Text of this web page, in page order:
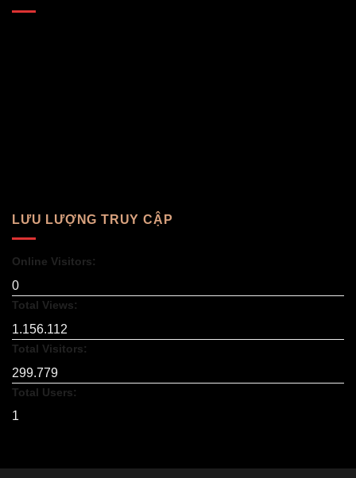
LƯU LƯỢNG TRUY CẬP
Online Visitors:
0
Total Views:
1.156.112
Total Visitors:
299.779
Total Users:
1